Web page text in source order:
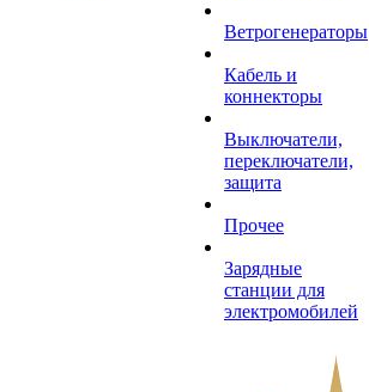
Ветрогенераторы
Кабель и
коннекторы
Выключатели,
переключатели,
защита
Прочее
Зарядные
станции для
электромобилей